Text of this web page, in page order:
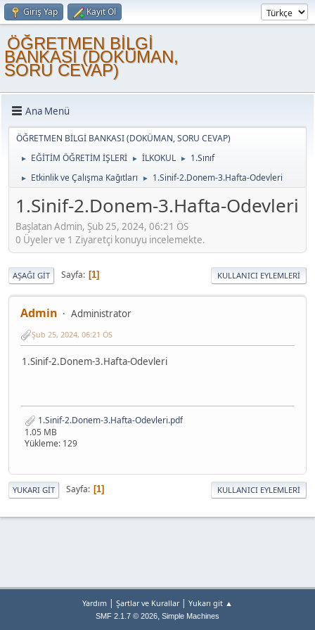
Giriş Yap Kayıt Ol
ÖĞRETMEN BİLGİ
BANKASI (DOKÜMAN,
SORU CEVAP)
Ana Menü
ÖĞRETMEN BİLGİ BANKASI (DOKÜMAN, SORU CEVAP)
► EĞİTİM ÖĞRETİM İŞLERİ ► İLKOKUL ► 1.Sınıf
► Etkinlik ve Çalışma Kağıtları ► 1.Sinif-2.Donem-3.Hafta-Odevleri
1.Sinif-2.Donem-3.Hafta-Odevleri
Başlatan Admin, Şub 25, 2024, 06:21 ÖS
0 Üyeler ve 1 Ziyaretçi konuyu incelemekte.
AŞAĞI GIT Sayfa 1 KULLANICI EYLEMLERI
Admin Administrator
Şub 25, 2024, 06:21 ÖS
1.Sinif-2.Donem-3.Hafta-Odevleri
1.Sinif-2.Donem-3.Hafta-Odevleri.pdf
1.05 MB
Yükleme: 129
YUKARI GIT Sayfa 1 KULLANICI EYLEMLERI
Yardım | Şartlar ve Kurallar| Yukarı git ▲
SMF 2.1.7 © 2026, Simple Machines